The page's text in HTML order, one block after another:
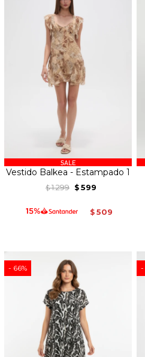
Vestido Balkea - Estampado 1
$ 1.299 $ 599
$ 509
66